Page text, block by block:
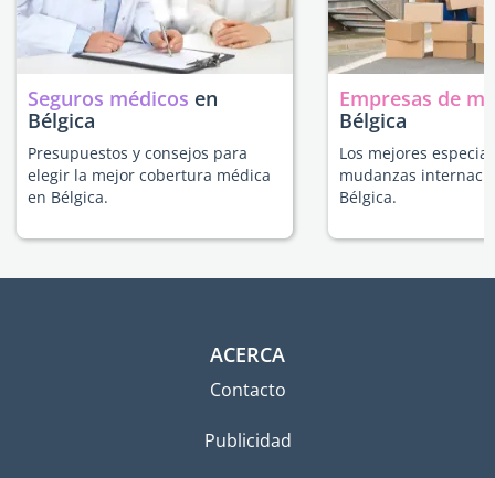
Seguros médicos en
Bélgica
Presupuestos y consejos para
elegir la mejor cobertura médica
en Bélgica.
Empresas de
Bélgica
Los mejores
mudanzas
Bélgica.
ACERCA
Contacto
Publicidad